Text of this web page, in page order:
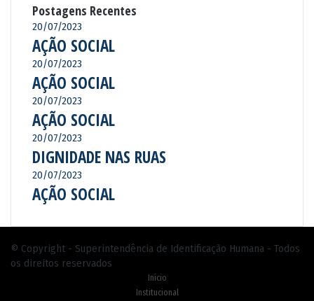
Postagens Recentes
20/07/2023
AÇÃO SOCIAL
20/07/2023
AÇÃO SOCIAL
20/07/2023
AÇÃO SOCIAL
20/07/2023
DIGNIDADE NAS RUAS
20/07/2023
AÇÃO SOCIAL
© Copyright - Superintendência de Identificação Humana - Todos
os direitos reservados
Início
Institucional